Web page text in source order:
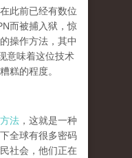
此前已经有数位
而被捕入狱，惊
操作方法，其中
意味着这位技术
糕的程度。
法 ，这就是一种
全球有很多密码
社会，他们正在